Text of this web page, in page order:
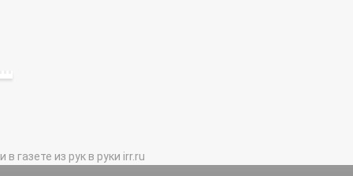
газете из рук в руки irr.ru